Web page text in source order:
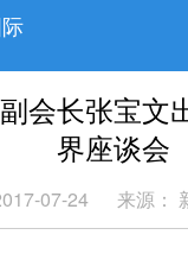
会长张宝文
界座谈会
07-24 来源：